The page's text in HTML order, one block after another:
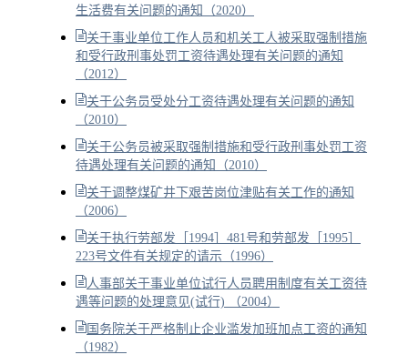
生活费有关问题的通知（2020）
关于事业单位工作人员和机关工人被采取强制措施
和受行政刑事处罚工资待遇处理有关问题的通知
（2012）
关于公务员受处分工资待遇处理有关问题的通知
（2010）
关于公务员被采取强制措施和受行政刑事处罚工资
待遇处理有关问题的通知（2010）
关于调整煤矿井下艰苦岗位津贴有关工作的通知
（2006）
关于执行劳部发［1994］481号和劳部发［1995］
223号文件有关规定的请示（1996）
人事部关于事业单位试行人员聘用制度有关工资待
遇等问题的处理意见(试行) （2004）
国务院关于严格制止企业滥发加班加点工资的通知
（1982）